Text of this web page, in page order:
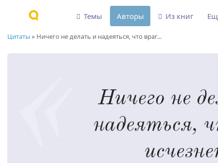
Цитаты » Ничего не делать и надеяться, что враг...
Темы Авторы Из книг